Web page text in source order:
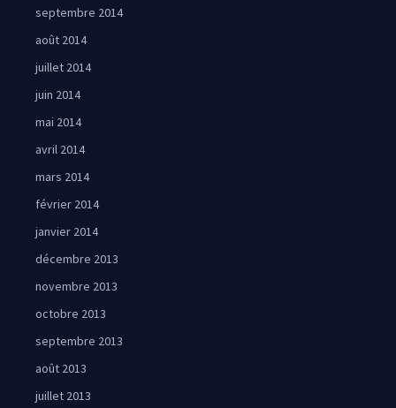
septembre 2014
août 2014
juillet 2014
juin 2014
mai 2014
avril 2014
mars 2014
février 2014
janvier 2014
décembre 2013
novembre 2013
octobre 2013
septembre 2013
août 2013
juillet 2013